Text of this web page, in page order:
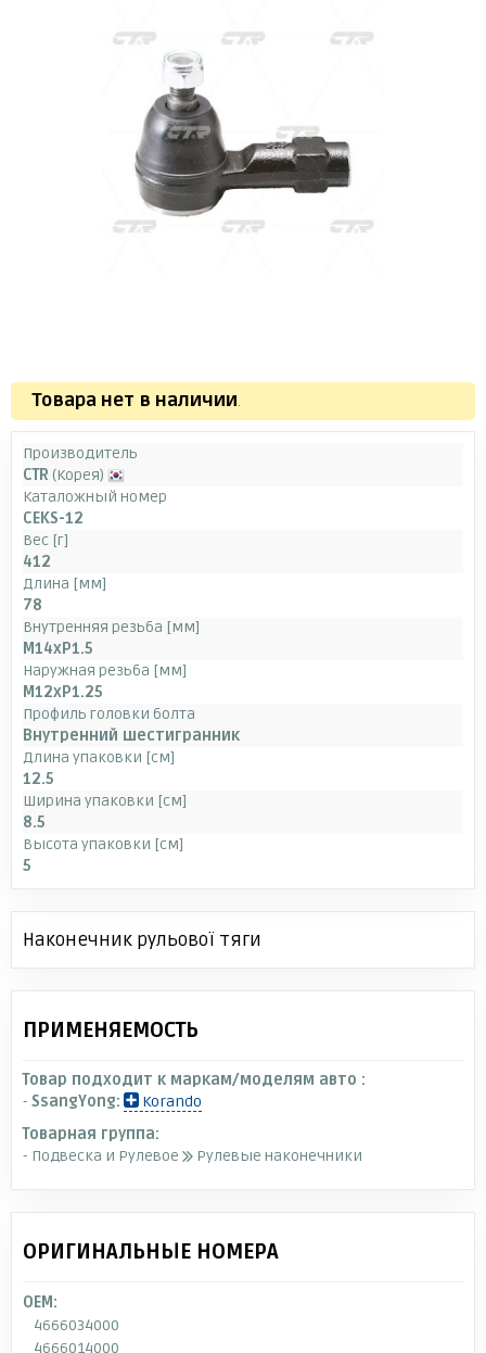
Товара нет в наличии.
Производитель
CTR (Корея)
Каталожный номер
CEKS-12
Вес [г]
412
Длина [мм]
78
Внутренняя резьба [мм]
M14xP1.5
Наружная резьба [мм]
M12xP1.25
Профиль головки болта
Внутренний шестигранник
Длина упаковки [см]
12.5
Ширина упаковки [см]
8.5
Высота упаковки [см]
5
Наконечник рульової тяги
ПРИМЕНЯЕМОСТЬ
Товар подходит к маркам/моделям авто :
- SsangYong:
Korando
Товарная группа:
- Подвеска и Рулевое
Рулевые наконечники
ОРИГИНАЛЬНЫЕ НОМЕРА
OEM:
4666034000
4666014000